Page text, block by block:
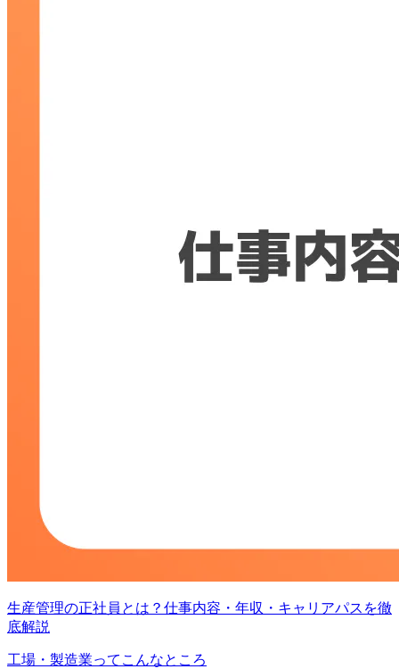
生産管理の正社員とは？仕事内容・年収・キャリアパスを徹
底解説
工場・製造業ってこんなところ